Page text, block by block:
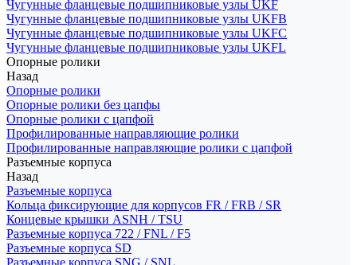
Чугунные фланцевые подшипниковые узлы UKF
Чугунные фланцевые подшипниковые узлы UKFB
Чугунные фланцевые подшипниковые узлы UKFC
Чугунные фланцевые подшипниковые узлы UKFL
Опорные ролики
Назад
Опорные ролики
Опорные ролики без цапфы
Опорные ролики с цапфой
Профилированные направляющие ролики
Профилированные направляющие ролики с цапфой
Разъемные корпуса
Назад
Разъемные корпуса
Кольца фиксирующие для корпусов FR / FRB / SR
Концевые крышки ASNH / TSU
Разъемные корпуса 722 / FNL / F5
Разъемные корпуса SD
Разъемные корпуса SNG / SNL